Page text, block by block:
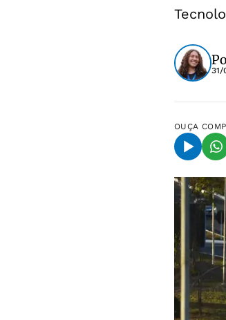
31/
OUÇA